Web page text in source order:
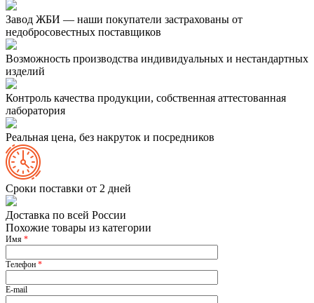
Завод ЖБИ — наши покупатели застрахованы от
недобросовестных поставщиков
Возможность производства индивидуальных и нестандартных
изделий
Контроль качества продукции, собственная аттестованная
лаборатория
Реальная цена, без накруток и посредников
Сроки поставки от 2 дней
Доставка по всей России
Похожие товары из категории
Имя *
Телефон *
E-mail